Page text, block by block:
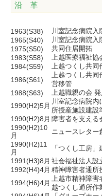
沿 革
1963(S38)
川室記念病院
1965(S40)
川室記念病院
1975(S50)
共同住居開拓
1983(S58)
上越医療福祉協
1984(S59)
上越つくし共
1986(S61)
上越つくし共
営移管
1988(S63)
上越職親の会 発
1990(H2)5月
川室記念病院
所授産施設建設
1990(H2)8月 障害者を支える
1990(H2)10
月
ニュースレター
1990(H2)11
月
「つくし工房
1991(H3)8月 社会福祉法人設
1992(H4)4月 精神障害者通所
1994(H6)4月
上越市精神障
越つくし通所作